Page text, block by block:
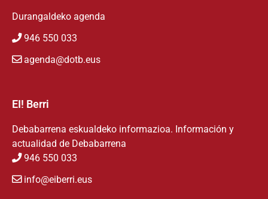
Durangaldeko agenda
946 550 033
agenda@dotb.eus
EI! Berri
Debabarrena eskualdeko informazioa. Información y
actualidad de Debabarrena
946 550 033
info@eiberri.eus